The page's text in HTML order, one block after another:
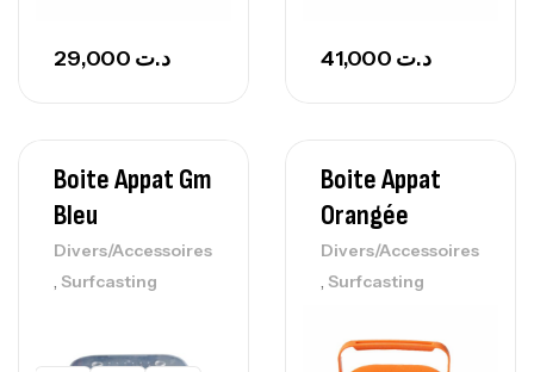
د.ت د.ت
Boite Appat Gm
Bleu
Divers/Accessoires
Surfcasting
Boite Appat
Orangée
Divers/Accessoires
Surfcasting